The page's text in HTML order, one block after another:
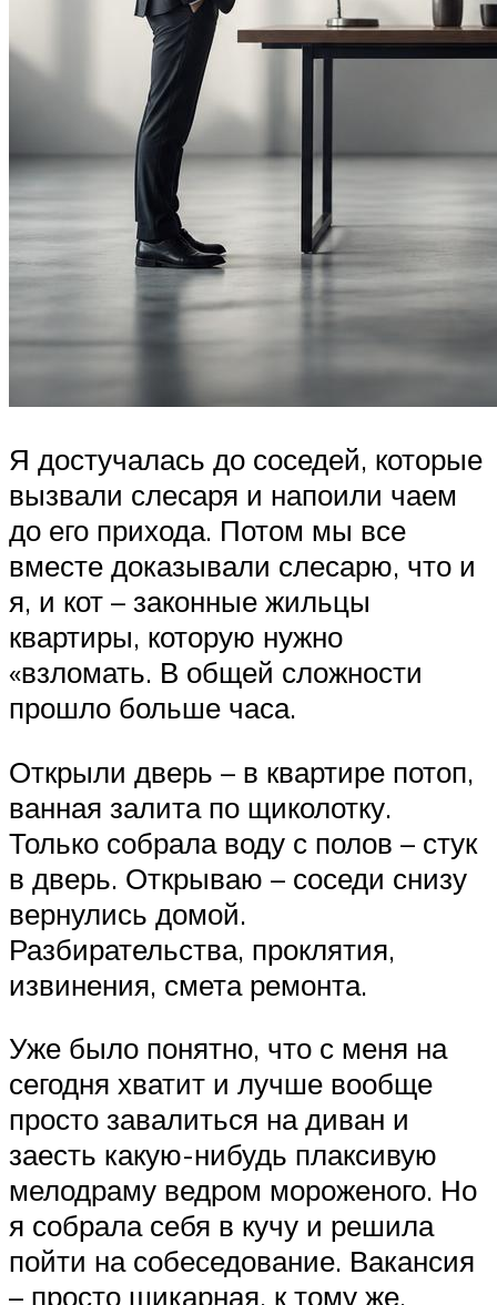
Я достучалась до соседей, которые
вызвали слесаря и напоили чаем
до его прихода. Потом мы все
вместе доказывали слесарю, что и
я, и кот – законные жильцы
квартиры, которую нужно
«взломать. В общей сложности
прошло больше часа.
Открыли дверь – в квартире потоп,
ванная залита по щиколотку.
Только собрала воду с полов – стук
в дверь. Открываю – соседи снизу
вернулись домой.
Разбирательства, проклятия,
извинения, смета ремонта.
Уже было понятно, что с меня на
сегодня хватит и лучше вообще
просто завалиться на диван и
заесть какую-нибудь плаксивую
мелодраму ведром мороженого. Но
я собрала себя в кучу и решила
пойти на собеседование. Вакансия
– просто шикарная, к тому же,